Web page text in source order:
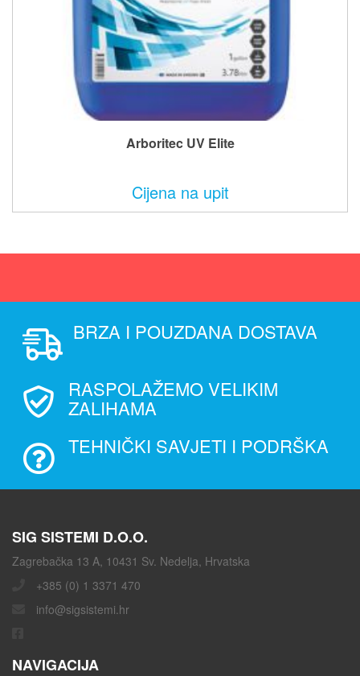
Arboritec UV Elite
Cijena na upit
BRZA I POUZDANA DOSTAVA
RASPOLAŽEMO VELIKIM
ZALIHAMA
TEHNIČKI SAVJETI I PODRŠKA
SIG SISTEMI D.O.O.
Zagrebačka 13 A, 10431 Sv. Nedelja, Hrvatska
+385 (0) 1 3371 470
info@sigsistemi.hr
NAVIGACIJA